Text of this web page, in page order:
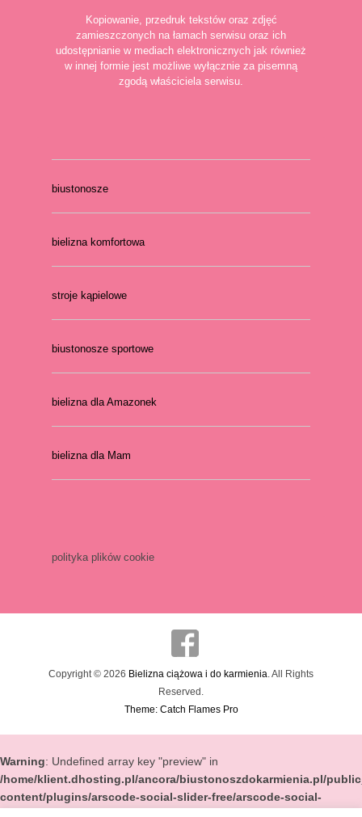
Kopiowanie, przedruk tekstów oraz zdjęć
zamieszczonych na łamach serwisu oraz ich
udostępnianie w mediach elektronicznych jak również
w innej formie jest możliwe wyłącznie za pisemną
zgodą właściciela serwisu.
biustonosze
bielizna komfortowa
stroje kąpielowe
biustonosze sportowe
bielizna dla Amazonek
bielizna dla Mam
polityka plików cookie
Copyright © 2026 Bielizna ciążowa i do karmienia . All Rights
Reserved.
Theme: Catch Flames Pro
Warning: Undefined array key "preview" in
/home/klient.dhosting.pl/ancora/biustonoszdokarmienia.pl/
content/plugins/arscode-social-slider-free/arscode-social-